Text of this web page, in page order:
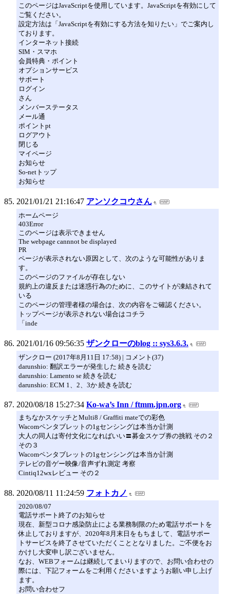
このページはJavaScriptを使用しています。JavaScriptを有効にして
ご覧ください。
設定方法は「JavaScriptを有効にする方法を知りたい」でご案内し
ております。
インターネット接続
SIM・スマホ
会員特典・ポイント
オプションサービス
サポート
ログイン
さん
メンバーステータス
メール通
ポイントpt
ログアウト
閉じる
マイページ
お知らせ
So-netトップ
お知らせ
2021/01/21 21:16:47 アンソクコウさん
ホームページ
403Error
このページは表示できません
The webpage cannnot be displayed
PR
ページが表示されない原因として、次のような可能性がありま
す。
このページのファイルが存在しない
規約上の違反または迷惑行為のために、このサイトが凍結されて
いる
このページの管理者様の場合は、次の内容をご確認ください。
トップページが表示されない場合はコチラ
「inde
2021/01/16 09:56:35 ザンクローのblog :: sys3.6.3.
ザンクロー (2017年8月11日 17:58) | コメント(37)
darunshio: 翻訳エラーが発生した 続きを読む
darunshio: Lamento se 続きを読む
darunshio: ECM 1、2、3か 続きを読む
2020/08/18 15:27:34 Ko-wa’s Inn / ftmm.jpn.org
まちなかスケッチとMulti8 / Graffiti mateでの彩色
Wacomペンタブレットの1gセンシングは本当か計測
大人の同人は寄付文化になればいい〓募金スケブ券の挑戦 その２
その３
Wacomペンタブレットの1gセンシングは本当か計測
テレビの音ゲー映像/音声ずれ測定 考察
Cintiq12wxレビュー その２
2020/08/11 11:24:59 フォトカノ
2020/08/07
電話サポート終了のお知らせ
現在、新型コロナ感染防止による業務制限のため電話サポートを
休止しておりますが、2020年8月末日をもちまして、電話サポー
トサービスを終了させていただくこととなりました。ご不便をお
かけし大変申し訳ございません。
なお、WEBフォームは継続してまいりますので、お問い合わせの
際には、下記フォームをご利用くださいますようお願い申し上げ
ます。
お問い合わせフ